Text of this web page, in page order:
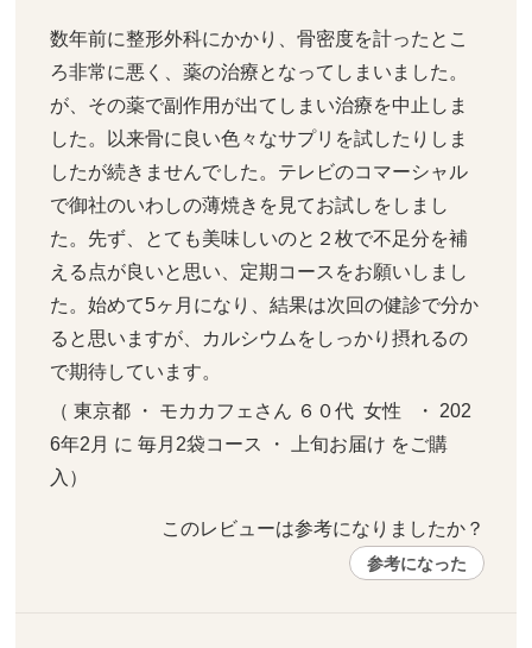
数年前に整形外科にかかり、骨密度を計ったとこ
ろ非常に悪く、薬の治療となってしまいました。
が、その薬で副作用が出てしまい治療を中止しま
した。以来骨に良い色々なサプリを試したりしま
したが続きませんでした。テレビのコマーシャル
で御社のいわしの薄焼きを見てお試しをしまし
た。先ず、とても美味しいのと２枚で不足分を補
える点が良いと思い、定期コースをお願いしまし
た。始めて5ヶ月になり、結果は次回の健診で分か
ると思いますが、カルシウムをしっかり摂れるの
で期待しています。
（ 東京都 ・ モカカフェさん ６０代  女性   ・ 202
6年2月 に 毎月2袋コース ・ 上旬お届け をご購
入）
このレビューは参考になりましたか？
参考になった